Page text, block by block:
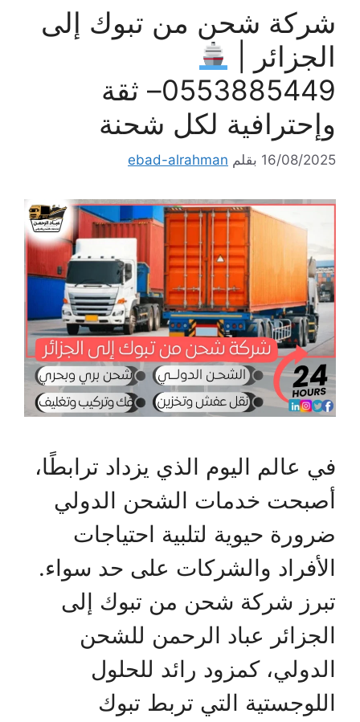
شركة شحن من تبوك إلى
الجزائر |
0553885449– ثقة
وإحترافية لكل شحنة
16/08/2025 بقلم ebad-alrahman
في عالم اليوم الذي يزداد ترابطًا،
أصبحت خدمات الشحن الدولي
ضرورة حيوية لتلبية احتياجات
الأفراد والشركات على حد سواء.
تبرز شركة شحن من تبوك إلى
الجزائر عباد الرحمن للشحن
الدولي، كمزود رائد للحلول
اللوجستية التي تربط تبوك